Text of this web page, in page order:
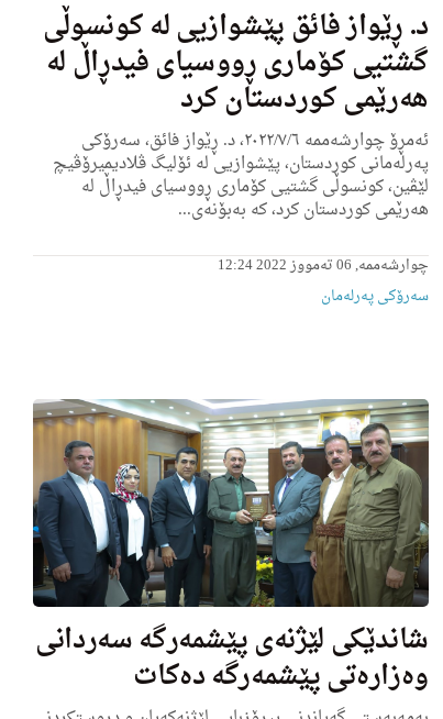
د. ڕێواز فائق پێشوازیی له‌ كونسوڵی
گشتیی كۆماری ڕووسیای فیدڕاڵ له‌
هه‌رێمی كوردستان كرد
ئه‌مڕۆ چوارشه‌ممه‌ ٢٠٢٢/٧/٦، د. ڕێواز فائق، سه‌رۆكی
په‌رله‌مانی كوردستان، پێشوازیی له‌ ئۆلیگ ڤلادیمیرۆڤیچ
لێڤین، كونسوڵی گشتیی كۆماری ڕووسیای فیدڕاڵ له‌
هه‌رێمی كوردستان كرد، كه‌ به‌بۆنه‌ی...
چوارشەممە, 06 تەمووز 2022 12:24
سەرۆکی پەرلەمان
شاندێكی لێژنه‌ی پێشمه‌رگه‌ سه‌ردانی
وه‌زاره‌تی پێشمه‌رگه‌ ده‌كات